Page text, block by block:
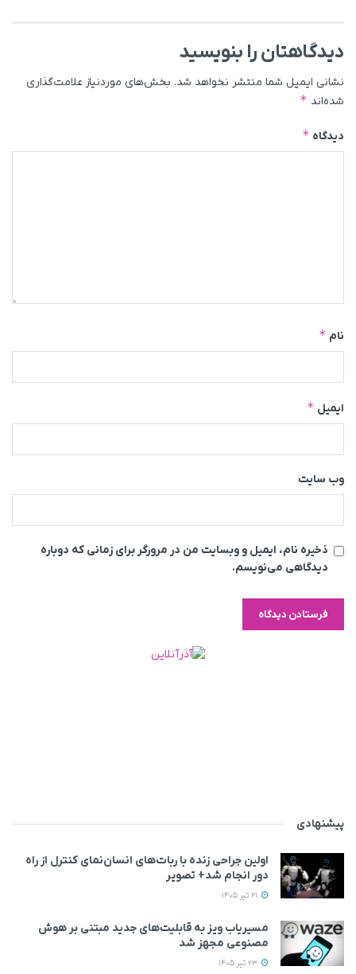
دیدگاهتان را بنویسید
نشانی ایمیل شما منتشر نخواهد شد. بخش‌های موردنیاز علامت‌گذاری
شده‌اند *
دیدگاه *
نام *
ایمیل *
وب‌ سایت
ذخیره نام، ایمیل و وبسایت من در مرورگر برای زمانی که دوباره
دیدگاهی می‌نویسم.
پیشنهادی
اولین جراحی زنده با ربات‌های انسان‌نمای کنترل از راه
دور انجام شد+ تصویر
مسیریاب ویز به قابلیت‌های جدید مبتنی بر هوش
مصنوعی مجهز شد